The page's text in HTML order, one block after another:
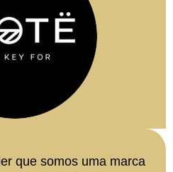
que somos uma marca